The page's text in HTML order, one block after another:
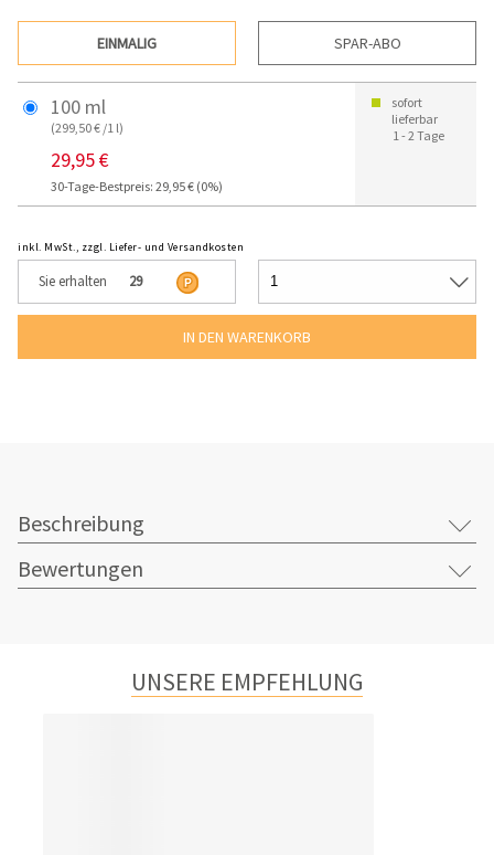
EINMALIG SPAR-ABO
100 ml
(299,50 € /1 l)
29,95 €
30-Tage-Bestpreis: 29,95 € (0%)
sofort
lieferbar
1 - 2 Tage
inkl. MwSt., zzgl. Liefer- und Versandkosten
Sie erhalten 29
Beschreibung
Bewertungen
UNSERE EMPFEHLUNG